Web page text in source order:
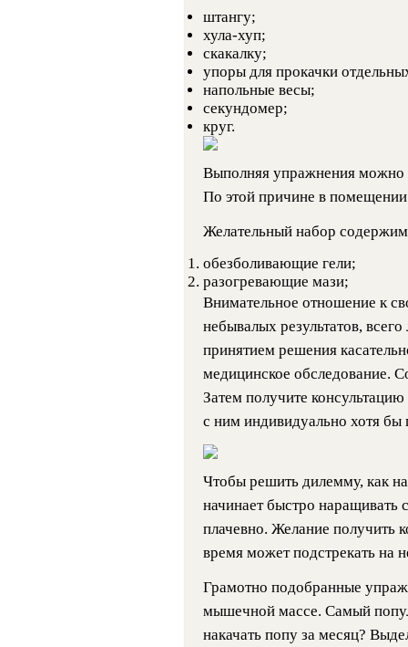
штангу;
хула-хуп;
скакалку;
упоры для прокачки
напольные весы;
секундомер;
круг.
Выполняя упражнения можно
По этой причине в помещении
Желательный набор
обезболивающие гели;
разогревающие мази;
Внимательное отношение к
небывалых результатов,
принятием решения
медицинское обследование.
Затем получите
с ним индивидуально хотя бы
Чтобы решить дилемму, как
начинает быстро наращивать
плачевно. Желание получить
время может подстрекать на
Грамотно подобранные
мышечной массе. Самый
накачать попу за месяц?